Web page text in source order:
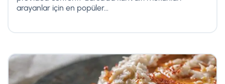
arayanlar için en popüler...